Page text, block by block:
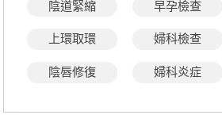
陰道緊縮 早孕檢查
上環取環 婦科檢查
陰唇修復 婦科炎症